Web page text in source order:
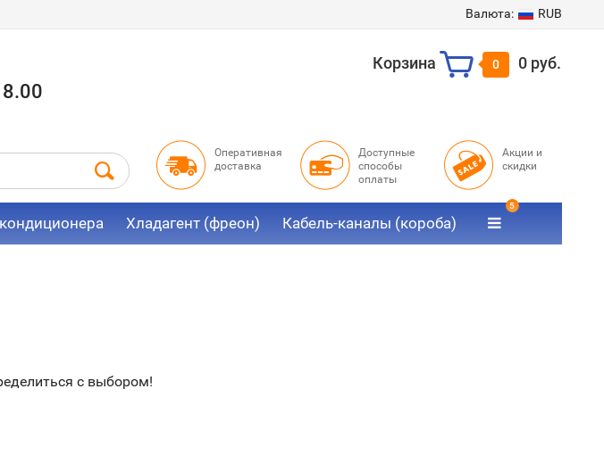
Валюта: RUB
Корзина 0 0 руб.
Оперативная
доставка
Доступные
способы
оплаты
Акции и
скидки
Хладагент (фреон) Кабель-каналы (короба)
5
с выбором!